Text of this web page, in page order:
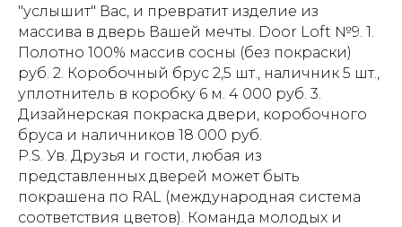
"услышит" Вас, и превратит изделие из
массива в дверь Вашей мечты. Door Loft №9. 1.
Полотно 100% массив сосны (без покраски)
руб. 2. Коробочный брус 2,5 шт., наличник 5 шт.,
уплотнитель в коробку 6 м. 4 000 руб. 3.
Дизайнерская покраска двери, коробочного
бруса и наличников 18 000 руб.
P.S. Ув. Друзья и гости, любая из
представленных дверей может быть
покрашена по RAL (международная система
соответствия цветов). Команда молодых и